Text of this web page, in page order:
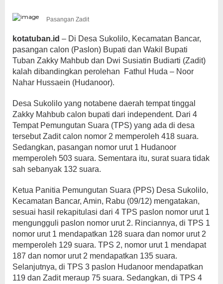
Pasangan Zadit
kotatuban.id – Di Desa Sukolilo, Kecamatan Bancar,
pasangan calon (Paslon) Bupati dan Wakil Bupati
Tuban Zakky Mahbub dan Dwi Susiatin Budiarti (Zadit)
kalah dibandingkan perolehan Fathul Huda – Noor
Nahar Hussaein (Hudanoor).
Desa Sukolilo yang notabene daerah tempat tinggal
Zakky Mahbub calon bupati dari independent. Dari 4
Tempat Pemungutan Suara (TPS) yang ada di desa
tersebut Zadit calon nomor 2 memperoleh 418 suara.
Sedangkan, pasangan nomor urut 1 Hudanoor
memperoleh 503 suara. Sementara itu, surat suara tidak
sah sebanyak 132 suara.
Ketua Panitia Pemungutan Suara (PPS) Desa Sukolilo,
Kecamatan Bancar, Amin, Rabu (09/12) mengatakan,
sesuai hasil rekapitulasi dari 4 TPS paslon nomor urut 1
mengungguli paslon nomor urut 2. Rinciannya, di TPS 1
nomor urut 1 mendapatkan 128 suara dan nomor urut 2
memperoleh 129 suara. TPS 2, nomor urut 1 mendapat
187 dan nomor urut 2 mendapatkan 135 suara.
Selanjutnya, di TPS 3 paslon Hudanoor mendapatkan
119 dan Zadit meraup 75 suara. Sedangkan, di TPS 4